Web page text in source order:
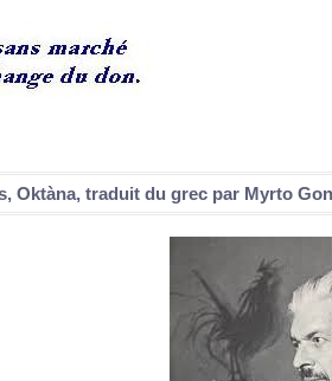
Oktàna, traduit du grec par Myrto